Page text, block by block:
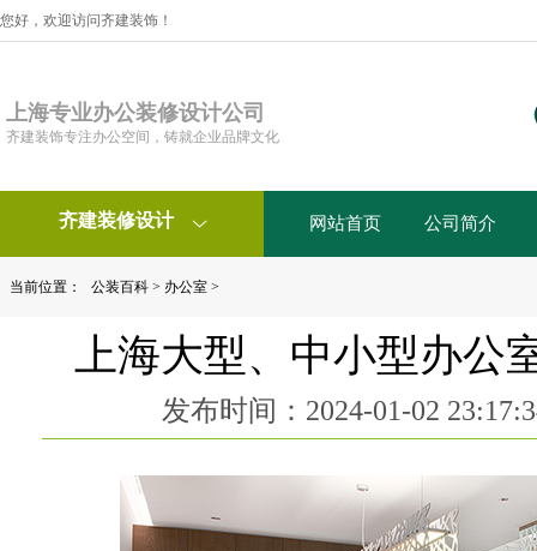
您好，欢迎访问齐建装饰！
上海专业办公装修设计公司
齐建装饰专注办公空间，铸就企业品牌文化
齐建装修设计  网站首页 公司简介
当前位置： 公装百科 > 办公室 >
上海大型、中小型办公
发布时间：2024-01-02